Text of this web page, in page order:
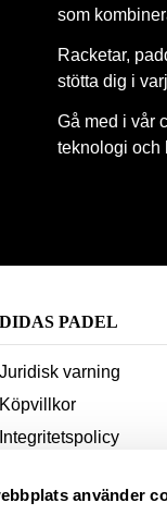
använder
som
Racketar,
stötta dig i
Gå med i vår
teknologi och
PADEL
Juridisk varning
Köpvillkor
Integritetspolicy